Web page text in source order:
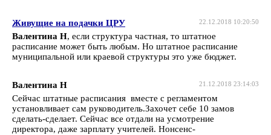
22.12.2018 10:20:50
Живущие на подачки ЦРУ
Валентина Н, если структура частная, то штатное
расписание может быть любым. Но штатное расписание
муниципальной или краевой структуры это уже бюджет.
21.12.2018 23:14:03
Валентина Н
Сейчас штатные расписания вместе с регламентом
установливает сам руководитель.Захочет себе 10 замов
сделать-сделает. Сейчас все отдали на усмотрение
директора, даже зарплату учителей. Нонсенс-